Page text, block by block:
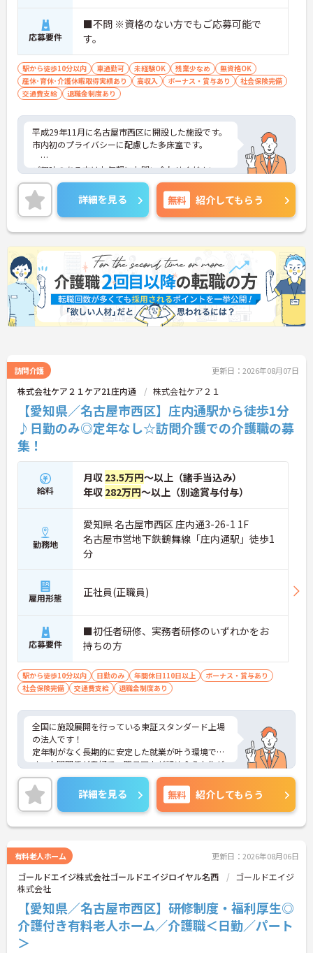
応募要件
■不問 ※資格のない方でもご応募可能で
す。
駅から徒歩10分以内 車通勤可 未経験OK 残業少なめ
無資格OK
産休･育休･介護休暇取得実績あり
高収入 ボーナス・賞与あり
社会保険完備
交通費支給
退職金制度あり
平成29年11月に名古屋市西区に開設した施設です。
市内初のプライバシーに配慮した多床室です。
ご興味のある方はお気軽にお問い合わせください。
詳細を見る 無料 紹介してもらう
訪問介護 更新日：2026年08月07日
株式会社ケア２１ケア21庄内通 株式会社ケア２１
【愛知県／名古屋市西区】庄内通駅から徒歩1分
♪日勤のみ◎定年なし☆訪問介護での介護職の募
集！
給料
月収 23.5万円～以上（諸手当込み）
年収 282万円～以上（別途賞与付与）
勤務地
愛知県 名古屋市西区 庄内通3-26-1 1F
名古屋市営地下鉄鶴舞線「庄内通駅」徒歩1
分
雇用形態 正社員(正職員)
応募要件
■初任者研修、実務者研修のいずれかをお
持ちの方
駅から徒歩10分以内 日勤のみ 年間休日110日以上
ボーナス・賞与あり
社会保険完備
交通費支給 退職金制度あり
全国に施設展開を行っている東証スタンダード上場
の法人です！
定年制がなく長期的に安定した就業が叶う環境で
す。人間関係が良好で、職員同士が認め合う文化が
根付いています。
ご興味のある方には、面接対策ポイントなど、さら
に詳細をご案内しますのでお気軽にご相談くださ
い！
詳細を見る 無料 紹介してもらう
有料老人ホーム 更新日：2026年08月06日
ゴールドエイジ株式会社ゴールドエイジロイヤル名西
ゴールドエイジ
株式会社
【愛知県／名古屋市西区】研修制度・福利厚生◎
介護付き有料老人ホーム／介護職＜日勤／パート
＞